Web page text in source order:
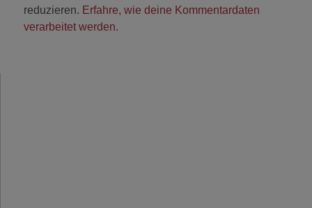
reduzieren. Erfahre, wie deine Kommentardaten
verarbeitet werden.